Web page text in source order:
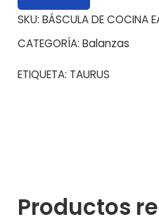
SKU: BÁSCULA DE COCINA
CATEGORÍA: Balanzas
ETIQUETA: TAURUS
Productos